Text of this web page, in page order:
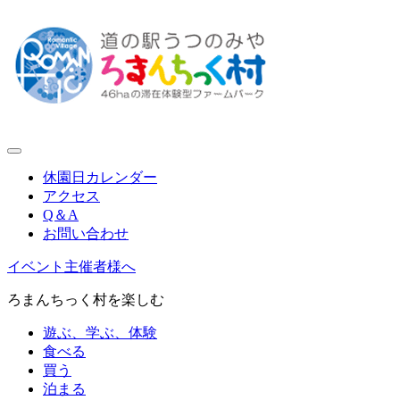
休園日カレンダー
アクセス
Q＆A
お問い合わせ
イベント主催者様へ
ろまんちっく村を楽しむ
遊ぶ、学ぶ、体験
食べる
買う
泊まる